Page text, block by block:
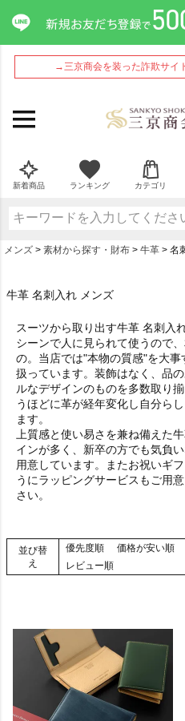
→三京商会を装った詐欺サイ
新着商品 ランキング カテゴリ
メンズ 素材から探す・財布 牛革 名
牛革 名刺入れ メンズ
スーツから取り出す牛革 名刺入
シーンで人に見られて使うので
の。当店では"本物の質感"を大
扱っています。装飾はなく、品
ルなデザインのものを多数取り
うほどに革が経年変化し自分ら
ます。
上質感と使い易さを兼ね備えた
インが多く、新卒の方でも気負
用意しています。またお祝いギ
うにラッピングサービスもご用
さい。
並び替
え
優先度順 価格が安い順
レビュー順